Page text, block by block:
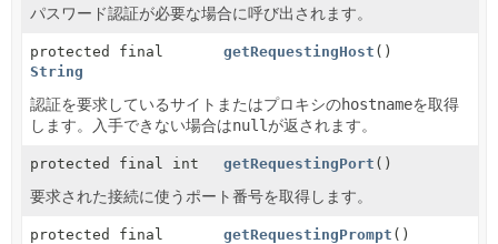
パスワード認証が必要な場合に呼び出されます。
protected final
String
getRequestingHost ()
認証を要求しているサイトまたはプロキシのhostnameを取得
します。入手できない場合はnullが返されます。
protected final int getRequestingPort ()
要求された接続に使うポート番号を取得します。
protected final
getRequestingPrompt ()